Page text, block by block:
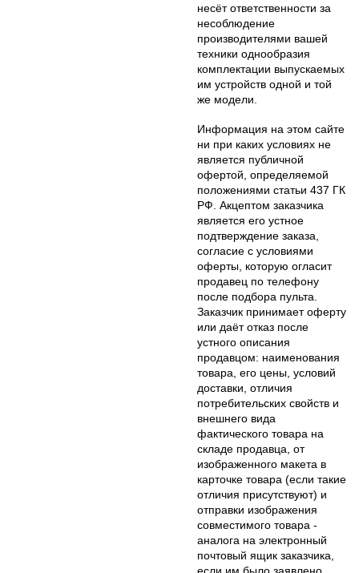
несёт ответственности за
несоблюдение
производителями вашей
техники однообразия
комплектации выпускаемых
им устройств одной и той
же модели.
Информация на этом сайте
ни при каких условиях не
является публичной
офертой, определяемой
положениями статьи 437 ГК
РФ. Акцептом заказчика
является его устное
подтверждение заказа,
согласие с условиями
оферты, которую огласит
продавец по телефону
после подбора пульта.
Заказчик принимает оферту
или даёт отказ после
устного описания
продавцом: наименования
товара, его цены, условий
доставки, отличия
потребительских свойств и
внешнего вида
фактического товара на
складе продавца, от
изображенного макета в
карточке товара (если такие
отличия присутствуют) и
отправки изображения
совместимого товара -
аналога на электронный
почтовый ящик заказчика,